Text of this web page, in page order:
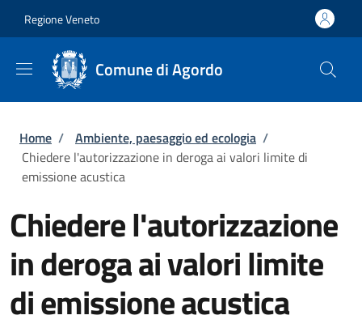
Regione Veneto
Comune di Agordo
Briciole di pane
Home / Ambiente, paesaggio ed ecologia /
Chiedere l'autorizzazione in deroga ai valori limite di
emissione acustica
Chiedere l'autorizzazione
in deroga ai valori limite
di emissione acustica